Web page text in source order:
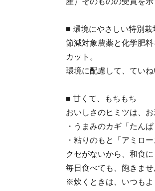
■ 環境にやさしい特別栽
節減対象農薬と化学肥
カット。
環境に配慮して、ていね
■ 甘くて、もちもち
おいしさのヒミツは、お
・うまみのカギ「たん
・粘りのもと「アミロ
クセがないから、和食に
毎日食べても、飽きませ
※炊くときは、いつもよ